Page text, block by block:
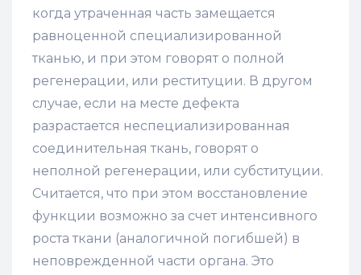
когда утраченная часть замещается
равноценной специализированной
тканью, и при этом говорят о полной
регенерации, или реституции. В другом
случае, если на месте дефекта
разрастается неспециализированная
соединительная ткань, говорят о
неполной регенерации, или субституции.
Считается, что при этом восстановление
функции возможно за счет интенсивного
роста ткани (аналогичной погибшей) в
неповрежденной части органа. Это